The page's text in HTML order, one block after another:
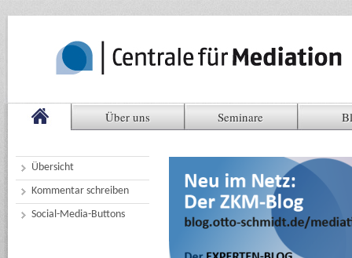
Über uns Seminare
Übersicht
Kommentar schreiben
Social-Media-Buttons